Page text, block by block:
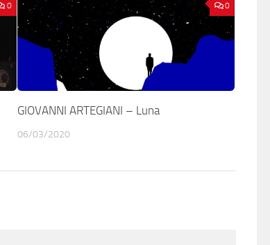
0 0
GIOVANNI ARTEGIANI – Luna
06/03/2020